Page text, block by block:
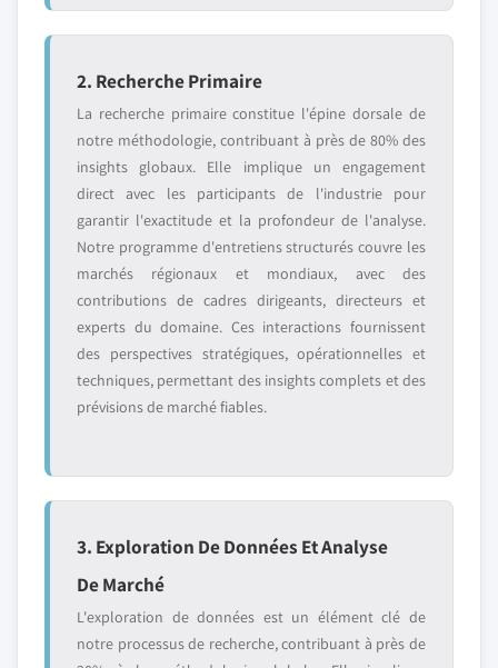
2. Recherche Primaire
La recherche primaire constitue l'épine dorsale de
notre méthodologie, contribuant à près de 80% des
insights globaux. Elle implique un engagement
direct avec les participants de l'industrie pour
garantir l'exactitude et la profondeur de l'analyse.
Notre programme d'entretiens structurés couvre les
marchés régionaux et mondiaux, avec des
contributions de cadres dirigeants, directeurs et
experts du domaine. Ces interactions fournissent
des perspectives stratégiques, opérationnelles et
techniques, permettant des insights complets et des
prévisions de marché fiables.
3. Exploration De Données Et Analyse
De Marché
L'exploration de données est un élément clé de
notre processus de recherche, contribuant à près de